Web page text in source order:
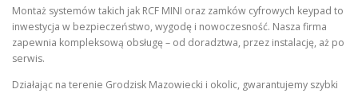
Montaż systemów takich jak RCF MINI oraz zamków cyfrowych keypad to
inwestycja w bezpieczeństwo, wygodę i nowoczesność. Nasza firma
zapewnia kompleksową obsługę – od doradztwa, przez instalację, aż po
serwis.
Działając na terenie Grodzisk Mazowiecki i okolic, gwarantujemy szybki